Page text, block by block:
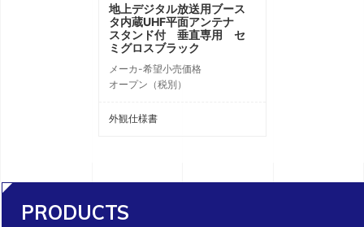
PRODUCTS
地上デジタル放送用ブース
タ内蔵UHF平面アンテナ
スタンド付 垂直専用 セ
ミグロスブラック
メーカ-希望小売価格
オープン（税別）
外観仕様書